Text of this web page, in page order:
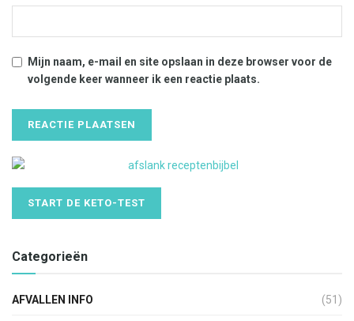
Mijn naam, e-mail en site opslaan in deze browser voor de
volgende keer wanneer ik een reactie plaats.
START DE KETO-TEST
Categorieën
AFVALLEN INFO (51)